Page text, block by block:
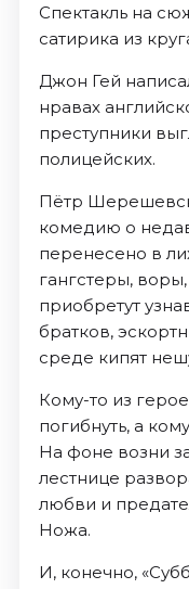
Спектакль на
сатирика из
Джон Гей
нравах
преступники
полицейских.
Пётр
комедию о
перенесено в
гангстеры,
приобретут
братков,
среде кипят
Кому-то из
погибнуть, а
На фоне возни
лестнице
любви и
Ножа.
И, конечно,